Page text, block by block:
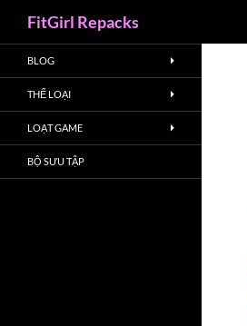
FitGirl Repacks
BLOG
THỂ LOẠI
LOẠT GAME
BỘ SƯU TẬP